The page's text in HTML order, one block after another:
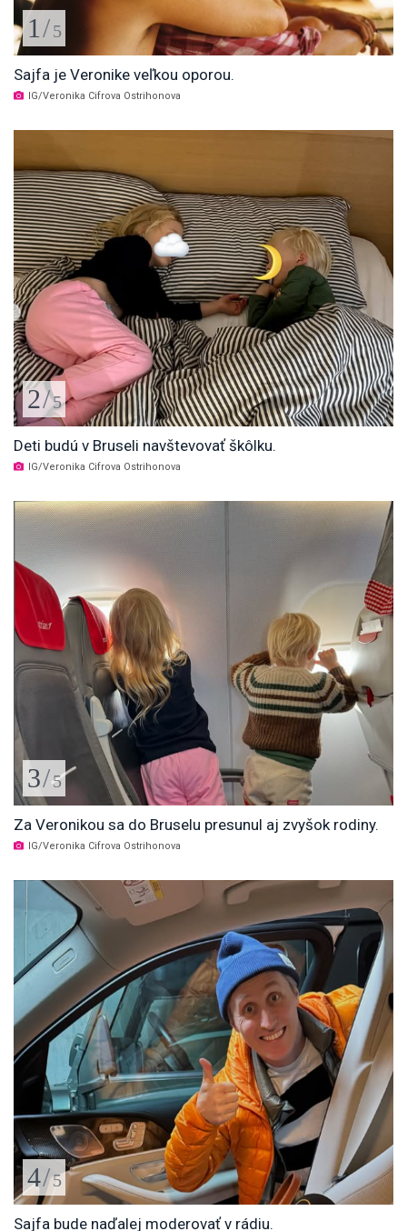
1 /5
Sajfa je Veronike veľkou oporou.
IG/Veronika Cifrova Ostrihonova
2/5
Deti budú v Bruseli navštevovať škôlku.
IG/Veronika Cifrova Ostrihonova
3/5
Za Veronikou sa do Bruselu presunul aj zvyšok rodiny.
IG/Veronika Cifrova Ostrihonova
4/5
Sajfa bude naďalej moderovať v rádiu.